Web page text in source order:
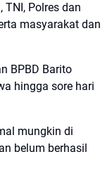
TNI, Polres dan
masyarakat dan
BPBD Barito
hingga sore hari
mungkin di
belum berhasil